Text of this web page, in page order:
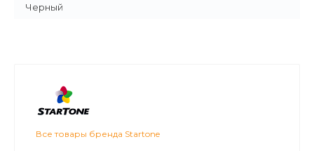
Черный
Все товары бренда Startone